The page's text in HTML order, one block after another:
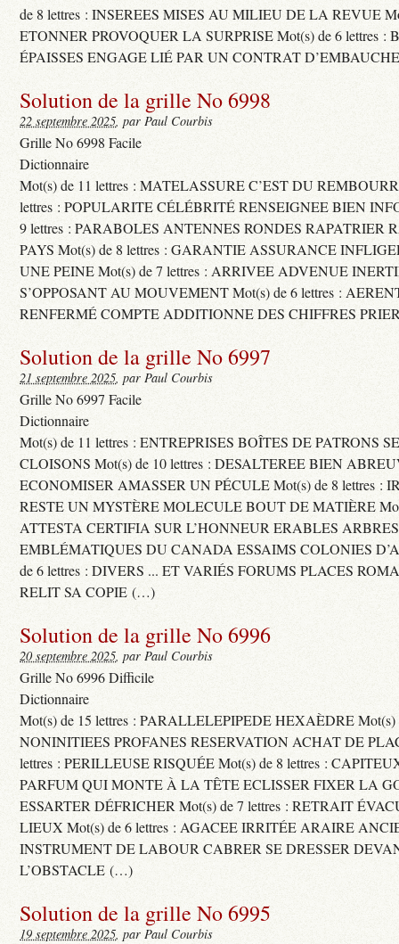
de 8 lettres : INSEREES MISES AU MILIEU DE LA REVUE
ETONNER PROVOQUER LA SURPRISE Mot(s) de 6 lettres :
ÉPAISSES ENGAGE LIÉ PAR UN CONTRAT
Solution de la grille No 6998
22 septembre 2025, par Paul Courbis
Grille No 6998 Facile
Dictionnaire
Mot(s) de 11 lettres : MATELASSURE C’EST DU
lettres : POPULARITE CÉLÉBRITÉ RENSEIGNEE BIEN
9 lettres : PARABOLES ANTENNES RONDES RAPATRIER
PAYS Mot(s) de 8 lettres : GARANTIE ASSURANCE
UNE PEINE Mot(s) de 7 lettres : ARRIVEE ADVENUE
S’OPPOSANT AU MOUVEMENT Mot(s) de 6 lettres :
RENFERMÉ COMPTE ADDITIONNE DES CHIFFRES
Solution de la grille No 6997
21 septembre 2025, par Paul Courbis
Grille No 6997 Facile
Dictionnaire
Mot(s) de 11 lettres : ENTREPRISES BOÎTES DE PATRONS
CLOISONS Mot(s) de 10 lettres : DESALTEREE BIEN
ECONOMISER AMASSER UN PÉCULE Mot(s) de 8 lettres :
RESTE UN MYSTÈRE MOLECULE BOUT DE MATIÈRE
ATTESTA CERTIFIA SUR L’HONNEUR ERABLES ARBRES
EMBLÉMATIQUES DU CANADA ESSAIMS COLONIES
de 6 lettres : DIVERS ... ET VARIÉS FORUMS PLACES
RELIT SA COPIE (…)
Solution de la grille No 6996
20 septembre 2025, par Paul Courbis
Grille No 6996 Difficile
Dictionnaire
Mot(s) de 15 lettres : PARALLELEPIPEDE HEXAÈDRE Mot(s)
NONINITIEES PROFANES RESERVATION ACHAT DE
lettres : PERILLEUSE RISQUÉE Mot(s) de 8 lettres :
PARFUM QUI MONTE À LA TÊTE ECLISSER FIXER LA
ESSARTER DÉFRICHER Mot(s) de 7 lettres : RETRAIT
LIEUX Mot(s) de 6 lettres : AGACEE IRRITÉE ARAIRE
INSTRUMENT DE LABOUR CABRER SE DRESSER
L’OBSTACLE (…)
Solution de la grille No 6995
19 septembre 2025, par Paul Courbis